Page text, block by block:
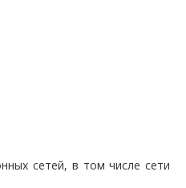
сетей, в том числе сети